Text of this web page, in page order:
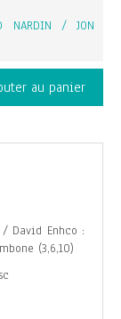
NARDIN / JON
au panier
David Enhco :
(3,6,10)